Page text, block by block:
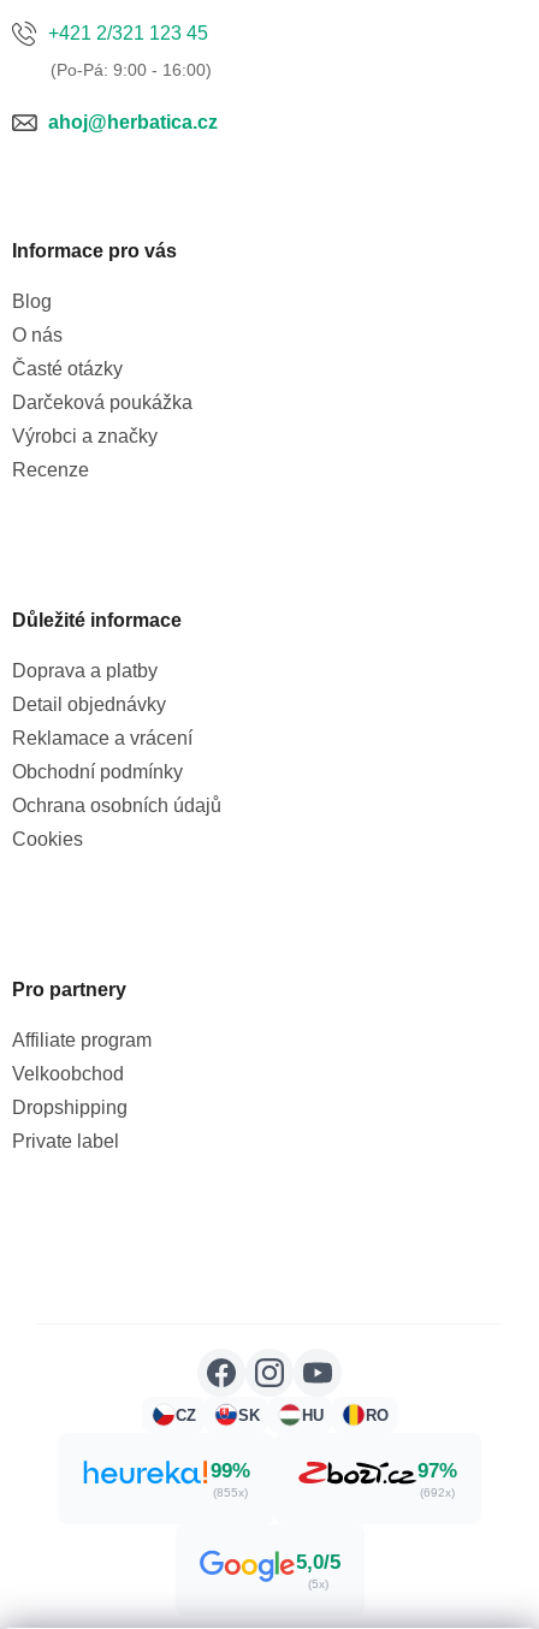
+421 2/321 123 45
ahoj@herbatica.cz
Informace pro vás
Blog
O nás
Časté otázky
Darčeková poukážka
Výrobci a značky
Recenze
Důležité informace
Doprava a platby
Detail objednávky
Reklamace a vrácení
Obchodní podmínky
Ochrana osobních údajů
Cookies
Pro partnery
Affiliate program
Velkoobchod
Dropshipping
Private label
CZ SK HU RO
99%
(855x)
97%
(692x)
5,0/5
(5x)